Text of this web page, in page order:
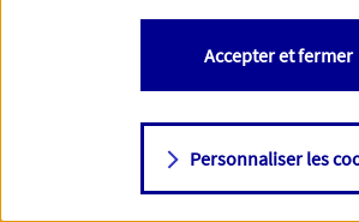
Vous êtes libre de les accepter, de les
changer d'avis à tout moment en allant sur
Consulter notre politique decookies
Personnaliser les
Accepter et fermer